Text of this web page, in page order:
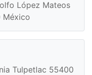
López Mateos
México
Tulpetlac 55400